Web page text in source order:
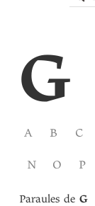
G
A B C
N O P
Paraules deG